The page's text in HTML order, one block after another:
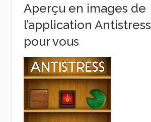
Aperçu en images de
l’application
pour vous